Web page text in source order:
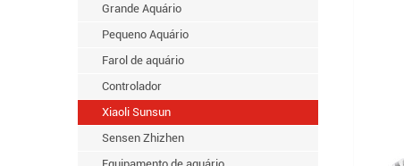
Grande Aquário
Pequeno Aquário
Farol de aquário
Controlador
Xiaoli Sunsun
Sensen Zhizhen